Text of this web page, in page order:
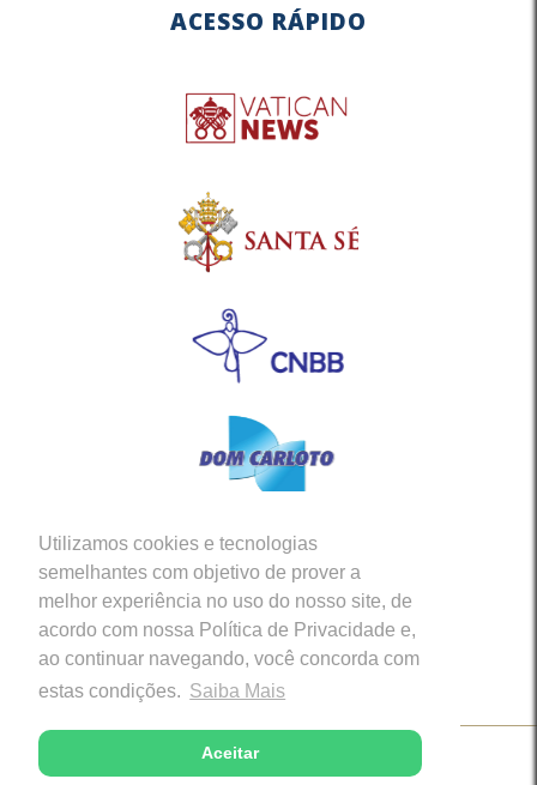
Utilizamos cookies e tecnologias
semelhantes com objetivo de prover a
melhor experiência no uso do nosso site, de
acordo com nossa Política de Privacidade e,
ao continuar navegando, você concorda com
estas condições. Saiba Mais
Aceitar
ACESSO RÁPIDO
Siga-nos em nossas Redes Sociais
Copyright © 2026 - Diocese de Caratinga (MG)